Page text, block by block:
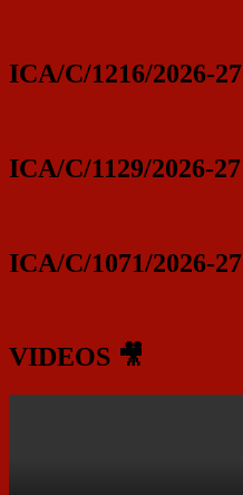
ICA/C/1216/2026-27
ICA/C/1129/2026-27
ICA/C/1071/2026-27
VIDEOS 🎥